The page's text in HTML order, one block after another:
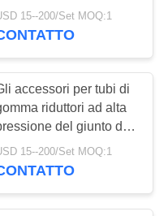
49
del giunto di
15--200/Set MOQ:1
accessori per tubi di
riduttori ad alta
del giunto di
bordano
For Compressed
15--200/Set MOQ:1